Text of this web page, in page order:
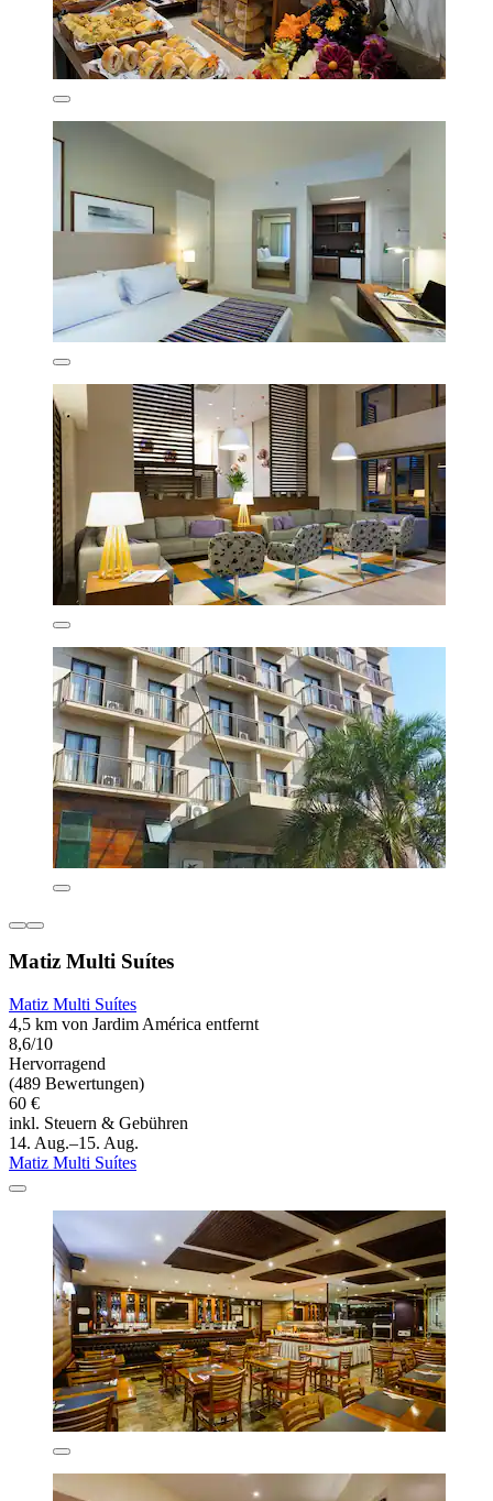
Matiz Multi Suítes
Matiz Multi Suítes
4,5 km von Jardim América entfernt
8,6/10
Hervorragend
(489 Bewertungen)
60 €
inkl. Steuern & Gebühren
14. Aug.–15. Aug.
Matiz Multi Suítes